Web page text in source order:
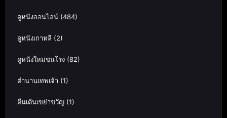
ดูหนังออนไลน์ (484)
ดูหนังเกาหลี (2)
ดูหนังใหม่ชนโรง (82)
ตำนานเทพเจ้า (1)
ตื่นเต้นเขย่าขวัญ (1)